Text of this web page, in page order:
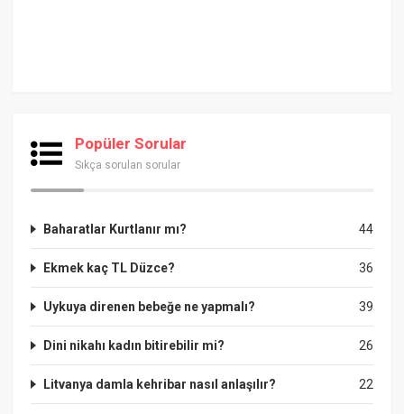
Popüler Sorular
Sıkça sorulan sorular
44
Baharatlar Kurtlanır mı?
36
Ekmek kaç TL Düzce?
39
Uykuya direnen bebeğe ne yapmalı?
26
Dini nikahı kadın bitirebilir mi?
22
Litvanya damla kehribar nasıl anlaşılır?